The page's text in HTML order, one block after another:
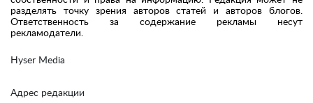
Hyser Media
Адрес редакции
разделять точку зрения авторов статей и авторов блогов.
Ответственность за содержание рекламы несут
рекламодатели.